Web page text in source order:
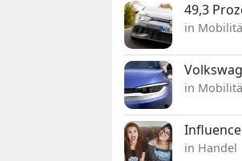
49,3
in
in
in Handel